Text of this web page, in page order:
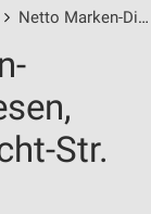
Netto Marken-Discount Filialen
Str.